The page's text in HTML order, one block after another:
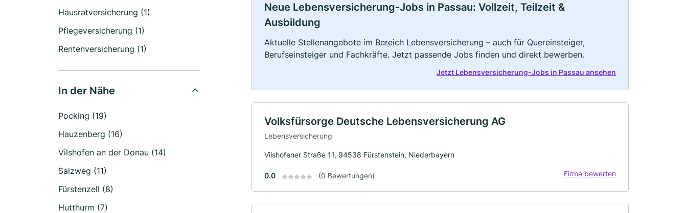
Hausratversicherung (1)
Pflegeversicherung (1)
Rentenversicherung (1)
In der Nähe
Pocking (19)
Hauzenberg (16)
Vilshofen an der Donau (14)
Salzweg (11)
Fürstenzell (8)
Hutthurm (7)
Neue Lebensversicherung-Jobs in Passau: Vollzeit, Teilzeit &
Ausbildung
Aktuelle Stellenangebote im Bereich Lebensversicherung – auch für Quereinsteiger,
Berufseinsteiger und Fachkräfte. Jetzt passende Jobs finden und direkt bewerben.
Jetzt Lebensversicherung-Jobs in Passau ansehen
Volksfürsorge Deutsche Lebensversicherung AG
Lebensversicherung
Vilshofener Straße 11, 94538 Fürstenstein, Niederbayern
0.0 (0 Bewertungen) Firma bewerten